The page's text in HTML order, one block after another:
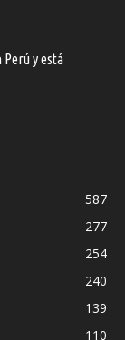
Perú y está
587
277
254
240
139
110